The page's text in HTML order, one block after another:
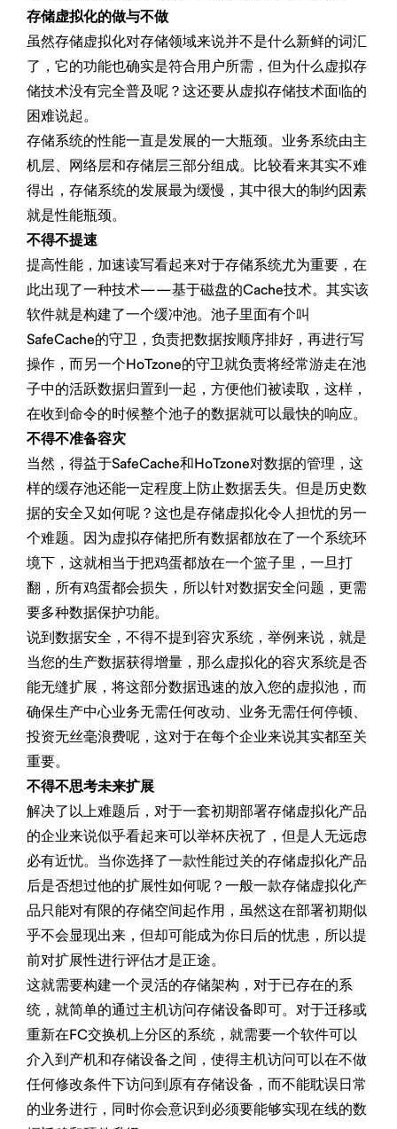
存储虚拟化的做与不做
虽然存储虚拟化对存储领域来说并不是什么新鲜的词汇
了，它的功能也确实是符合用户所需，但为什么虚拟存
储技术没有完全普及呢？这还要从虚拟存储技术面临的
困难说起。
存储系统的性能一直是发展的一大瓶颈。业务系统由主
机层、网络层和存储层三部分组成。比较看来其实不难
得出，存储系统的发展最为缓慢，其中很大的制约因素
就是性能瓶颈。
不得不提速
提高性能，加速读写看起来对于存储系统尤为重要，在
此出现了一种技术——基于磁盘的Cache技术。其实该
软件就是构建了一个缓冲池。池子里面有个叫
SafeCache的守卫，负责把数据按顺序排好，再进行写
操作，而另一个HoTzone的守卫就负责将经常游走在池
子中的活跃数据归置到一起，方便他们被读取，这样，
在收到命令的时候整个池子的数据就可以最快的响应。
不得不准备容灾
当然，得益于SafeCache和HoTzone对数据的管理，这
样的缓存池还能一定程度上防止数据丢失。但是历史数
据的安全又如何呢？这也是存储虚拟化令人担忧的另一
个难题。因为虚拟存储把所有数据都放在了一个系统环
境下，这就相当于把鸡蛋都放在一个篮子里，一旦打
翻，所有鸡蛋都会损失，所以针对数据安全问题，更需
要多种数据保护功能。
说到数据安全，不得不提到容灾系统，举例来说，就是
当您的生产数据获得增量，那么虚拟化的容灾系统是否
能无缝扩展，将这部分数据迅速的放入您的虚拟池，而
确保生产中心业务无需任何改动、业务无需任何停顿、
投资无丝毫浪费呢，这对于在每个企业来说其实都至关
重要。
不得不思考未来扩展
解决了以上难题后，对于一套初期部署存储虚拟化产品
的企业来说似乎看起来可以举杯庆祝了，但是人无远虑
必有近忧。当你选择了一款性能过关的存储虚拟化产品
后是否想过他的扩展性如何呢？一般一款存储虚拟化产
品只能对有限的存储空间起作用，虽然这在部署初期似
乎不会显现出来，但却可能成为你日后的忧患，所以提
前对扩展性进行评估才是正途。
这就需要构建一个灵活的存储架构，对于已存在的系
统，就简单的通过主机访问存储设备即可。对于迁移或
重新在FC交换机上分区的系统，就需要一个软件可以
介入到产机和存储设备之间，使得主机访问可以在不做
任何修改条件下访问到原有存储设备，而不能耽误日常
的业务进行，同时你会意识到必须要能够实现在线的数